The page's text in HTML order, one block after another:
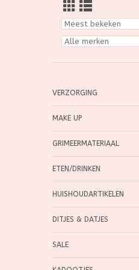
VERZORGING
MAKE UP
GRIMEERMATERIAAL
ETEN/DRINKEN
HUISHOUDARTIKELEN
DITJES & DATJES
SALE